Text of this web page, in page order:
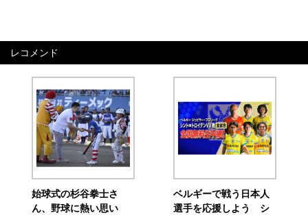
レコメンド
始球式の杉谷拳士さ
ん、野球に熱い思い
ベルギーで戦う日本人
選手を応援しよう シ